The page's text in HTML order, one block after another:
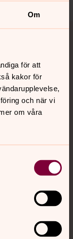
Om
för att
kakor för
och när vi
om våra